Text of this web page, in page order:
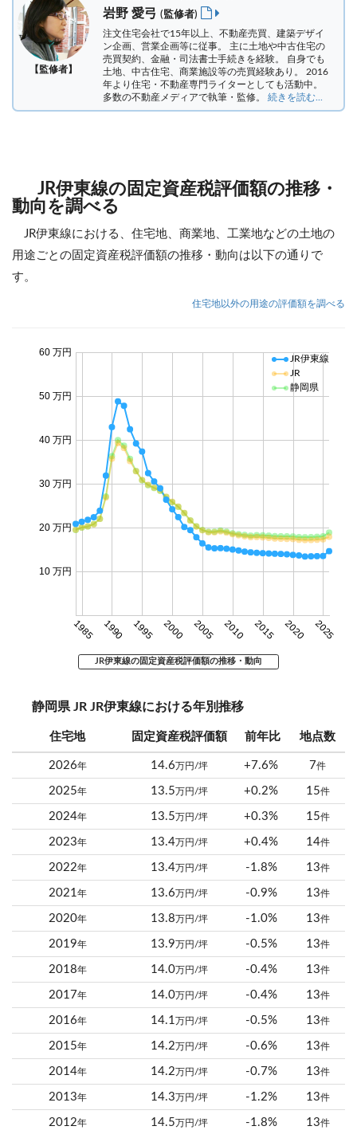
【監修者】
岩野 愛弓 (監修者)
注文住宅会社で15年以上、不動産売買、建築デザイ
ン企画、営業企画等に従事。 主に土地や中古住宅の
売買契約、金融・司法書士手続きを経験。 自身でも
土地、中古住宅、商業施設等の売買経験あり。 2016
年より住宅・不動産専門ライターとしても活動中。
多数の不動産メディアで執筆・監修。 続きを読む...
JR伊東線の固定資産税評価額の推移・
動向を調べる
JR伊東線における、住宅地、商業地、工業地などの土地の
用途ごとの固定資産税評価額の推移・動向は以下の通りで
す。
住宅地以外の用途の評価額を調べる
1985 1990 1995 2000 2005 2010 2015 2020 2025
10 万円
20 万円
30 万円
40 万円
50 万円
60 万円
JR伊東線
JR
静岡県
JR伊東線の固定資産税評価額の推移・動向
静岡県 JR JR伊東線における年別推移
住宅地 固定資産税評価額 前年比 地点数
2026年 14.6万円/坪 +7.6% 7件
2025年 13.5万円/坪 +0.2% 15件
2024年 13.5万円/坪 +0.3% 15件
2023年 13.4万円/坪 +0.4% 14件
2022年 13.4万円/坪 -1.8% 13件
2021年 13.6万円/坪 -0.9% 13件
2020年 13.8万円/坪 -1.0% 13件
2019年 13.9万円/坪 -0.5% 13件
2018年 14.0万円/坪 -0.4% 13件
2017年 14.0万円/坪 -0.4% 13件
2016年 14.1万円/坪 -0.5% 13件
2015年 14.2万円/坪 -0.6% 13件
2014年 14.2万円/坪 -0.7% 13件
2013年 14.3万円/坪 -1.2% 13件
2012年 14.5万円/坪 -1.8% 13件